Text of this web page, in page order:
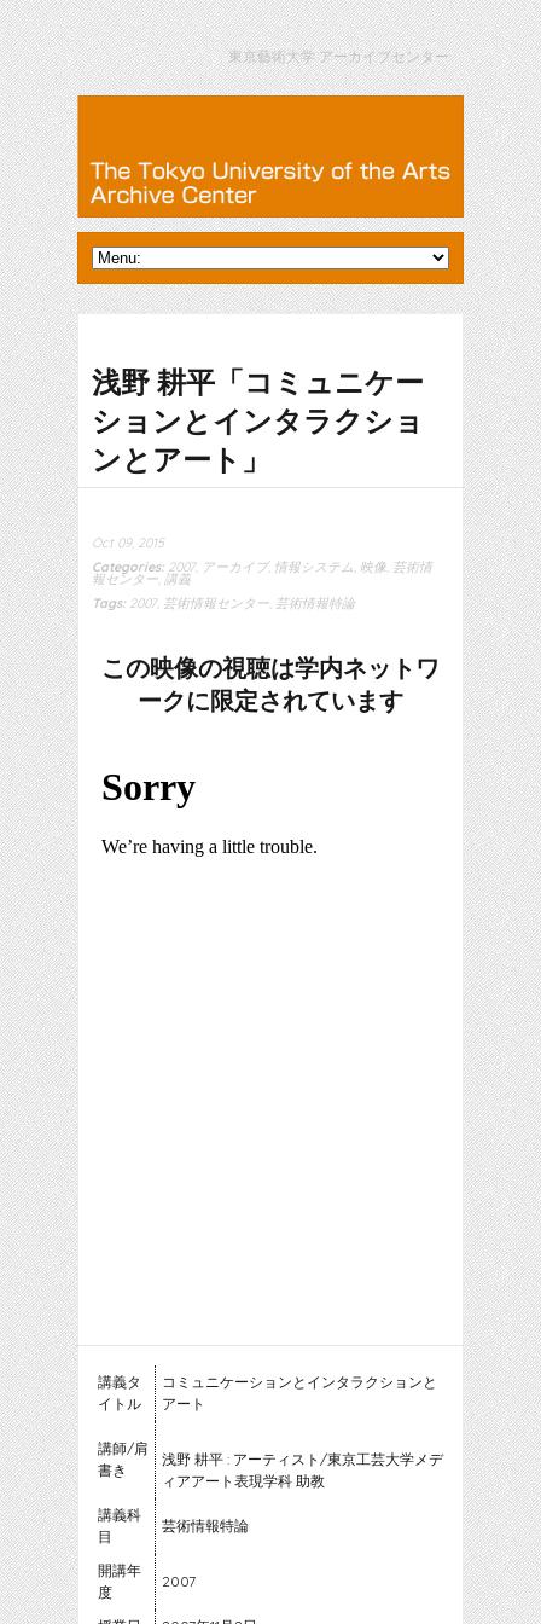
東京藝術大学 アーカイブセンター
浅野 耕平「コミュニケー
ションとインタラクショ
ンとアート」
Oct 09, 2015
Categories: 2007, アーカイブ, 情報システム 映像 芸術情
報センター 講義
Tags: 2007, 芸術情報センター 芸術情報特論
この映像の視聴は学内ネットワ
ークに限定されています
講義タ
イトル
コミュニケーションとインタラクションと
アート
講師/肩
書き
浅野 耕平 : アーティスト/東京工芸大学メデ
ィアアート表現学科 助教
講義科
目
芸術情報特論
開講年
度
2007